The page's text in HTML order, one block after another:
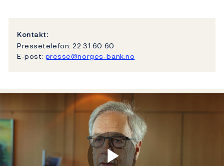
Kontakt:
Pressetelefon: 22 31 60 60
E-post: presse@norges-bank.no